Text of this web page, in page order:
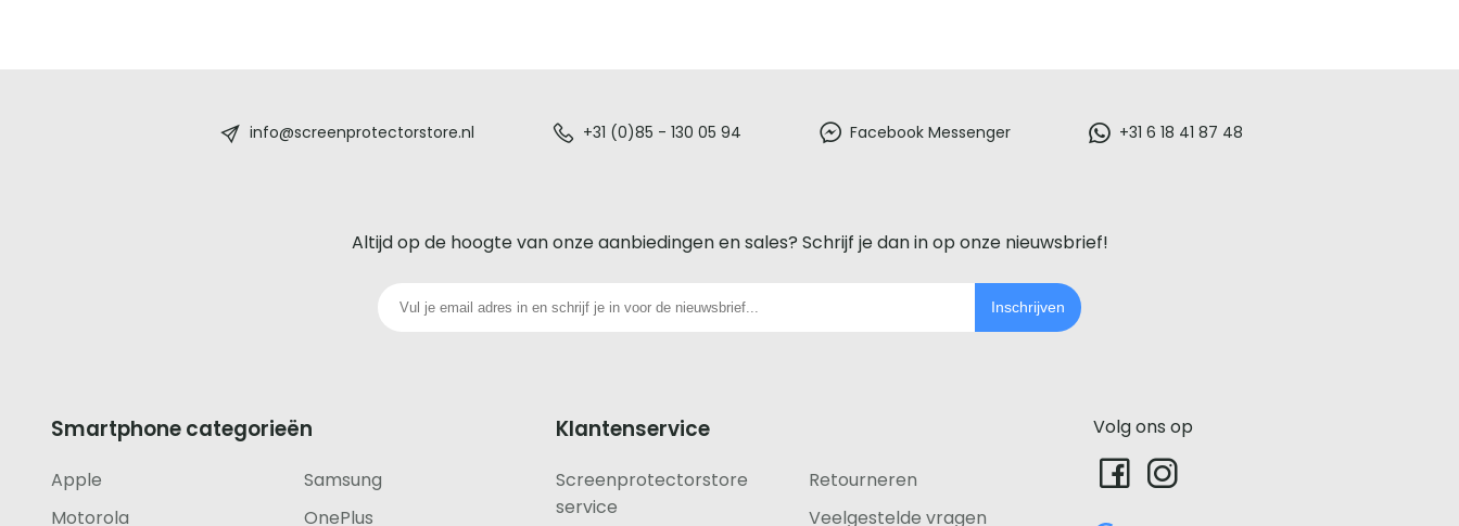
iedere
telefoon
footer
info@screenprotectorstore.nl +31 (0)85 - 130 05 94 Facebook Messenger +31 6 18 41 87 48
Altijd op de hoogte van onze aanbiedingen en sales? Schrijf je dan in op onze nieuwsbrief!
Inschrijven
Smartphone categorieën
Apple
Samsung
Motorola
OnePlus
Klantenservice
Screenprotectorstore
service
Retourneren
Veelgestelde vragen
Volg ons op